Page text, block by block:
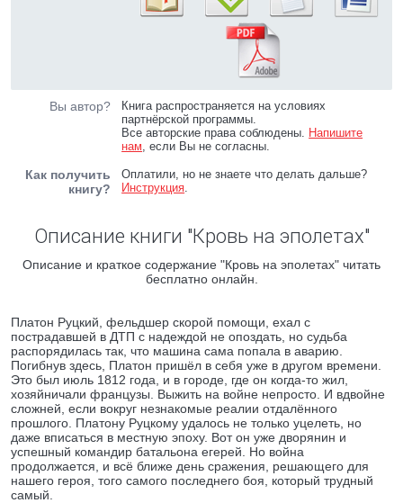
Вы автор?
Книга распространяется на условиях
партнёрской программы.
Все авторские права соблюдены. Напишите
нам, если Вы не согласны.
Как получить
книгу?
Оплатили, но не знаете что делать дальше?
Инструкция.
Описание книги "Кровь на эполетах"
Описание и краткое содержание "Кровь на эполетах" читать
бесплатно онлайн.
Платон Руцкий, фельдшер скорой помощи, ехал с
пострадавшей в ДТП с надеждой не опоздать, но судьба
распорядилась так, что машина сама попала в аварию.
Погибнув здесь, Платон пришёл в себя уже в другом времени.
Это был июль 1812 года, и в городе, где он когда-то жил,
хозяйничали французы. Выжить на войне непросто. И вдвойне
сложней, если вокруг незнакомые реалии отдалённого
прошлого. Платону Руцкому удалось не только уцелеть, но
даже вписаться в местную эпоху. Вот он уже дворянин и
успешный командир батальона егерей. Но война
продолжается, и всё ближе день сражения, решающего для
нашего героя, того самого последнего боя, который трудный
самый.